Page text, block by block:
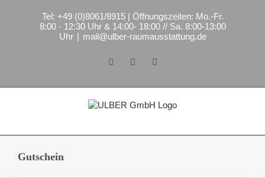
Tel: +49 (0)8061/8915 | Öffnungszeiten: Mo.-Fr.
8:00 - 12:30 Uhr & 14:00- 18:00 // Sa. 8:00-13:00
Uhr | mail@ulber-raumausstattung.de
FacebookInstagram
E-
Gutschein